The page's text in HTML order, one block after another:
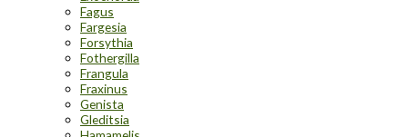
Fagus
Fargesia
Forsythia
Fothergilla
Frangula
Fraxinus
Genista
Gleditsia